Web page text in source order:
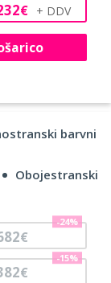
€
barvni
Obojestranski
€
-15%
€
-24%